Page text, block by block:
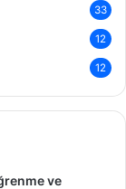
33
12
12
ve